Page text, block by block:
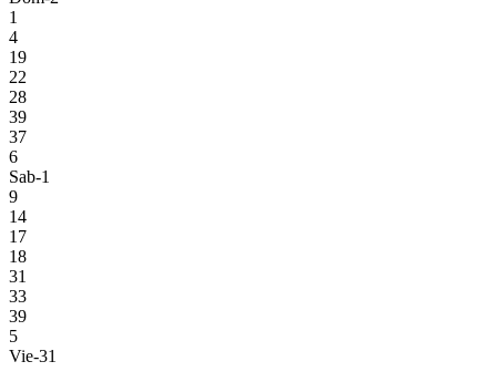
1
4
19
22
28
39
37
6
Sab-1
9
14
17
18
31
33
39
5
Vie-31